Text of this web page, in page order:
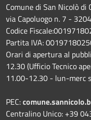
Comune di San Nicolò di
via Capoluogo n. 7 -
Codice
Partita IVA:
Orari di apertura al
12.30 (Ufficio Tecnico
11.00-12.30 - lun-merc
PEC:
Centralino Unico: +39